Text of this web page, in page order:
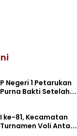
Negeri 1 Petarukan
Bakti Setelah
ke-81, Kecamatan
Voli Antar